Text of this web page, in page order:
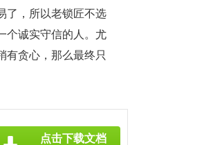
了，所以老锁匠不选
个诚实守信的人。尤
有贪心，那么最终只
点击下载文档